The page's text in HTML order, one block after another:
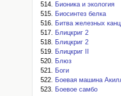
Бионика и экология
Биосинтез белка
Битва железных
Блицкриг 2
Блицкриг 2
Блицкриг II
Блюз
Боги
Боевая машина
Боевое самбо